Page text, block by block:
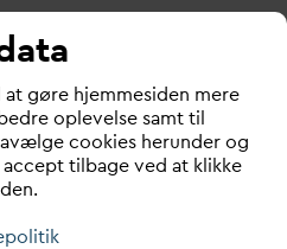
i landzone og
gøre hjemmesiden mere
oplevelse samt til
cookies herunder og
tilbage ved at klikke